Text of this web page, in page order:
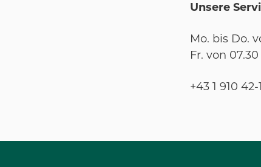
Unsere
Mo. bis Do.
Fr. von
+43 1 910 42-